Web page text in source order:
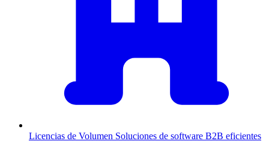
Licencias de Volumen Soluciones de software B2B eficientes